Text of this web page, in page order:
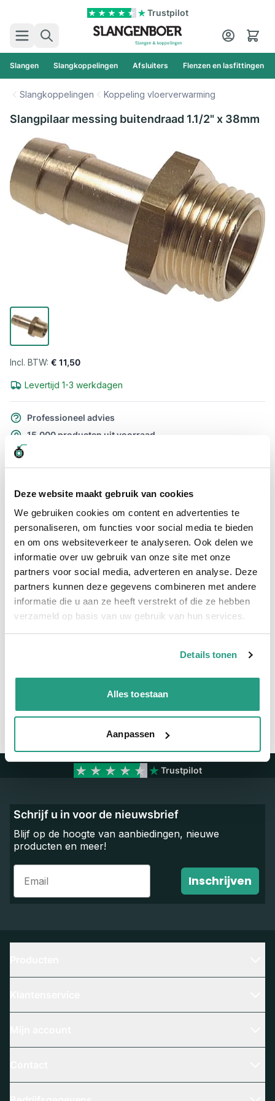
Deze website maakt gebruik van cookies
We gebruiken cookies om content en advertenties te
personaliseren, om functies voor social media te bieden
en om ons websiteverkeer te analyseren. Ook delen we
informatie over uw gebruik van onze site met onze
partners voor social media, adverteren en analyse. Deze
partners kunnen deze gegevens combineren met andere
informatie die u aan ze heeft verstrekt of die ze hebben
verzameld op basis van uw gebruik van hun services.
Details tonen
Alles toestaan
Aanpassen
Trustpilot
Zoek
Cart
Slangen Slangkoppelingen Afsluiters Flenzen en lasfittingen
Slangkoppelingen Koppeling vloerverwarming
Slangpilaar messing buitendraad 1.1/2" x 38mm
€ 11,50
Levertijd 1-3 werkdagen
Professioneel advies
15.000 producten uit voorraad
Snelle levering
Meer informatie
Meer informatie
Maatvoering koppeling 1 1/2" x 38mm
Materiaal Messing
Neem contact met ons op
Trustpilot
Schrijf u in voor de nieuwsbrief
Blijf op de hoogte van aanbiedingen, nieuwe
producten en meer!
Email
Inschrijven